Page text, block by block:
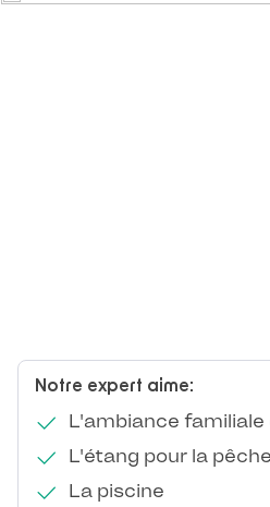
Notre expert aime:
L'ambiance familiale
L'étang pour la pêche
La piscine